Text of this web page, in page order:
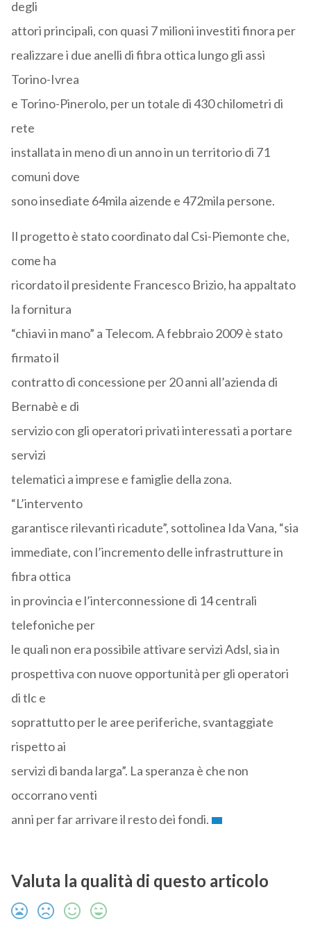
degli
attori principali, con quasi 7 milioni investiti finora per
realizzare i due anelli di fibra ottica lungo gli assi
Torino-Ivrea
e Torino-Pinerolo, per un totale di 430 chilometri di
rete
installata in meno di un anno in un territorio di 71
comuni dove
sono insediate 64mila aizende e 472mila persone.
Il progetto è stato coordinato dal Csi-Piemonte che,
come ha
ricordato il presidente Francesco Brizio, ha appaltato
la fornitura
“chiavi in mano” a Telecom. A febbraio 2009 è stato
firmato il
contratto di concessione per 20 anni all’azienda di
Bernabè e di
servizio con gli operatori privati interessati a portare
servizi
telematici a imprese e famiglie della zona.
“L’intervento
garantisce rilevanti ricadute”, sottolinea Ida Vana, “sia
immediate, con l’incremento delle infrastrutture in
fibra ottica
in provincia e l’interconnessione di 14 centrali
telefoniche per
le quali non era possibile attivare servizi Adsl, sia in
prospettiva con nuove opportunità per gli operatori
di tlc e
soprattutto per le aree periferiche, svantaggiate
rispetto ai
servizi di banda larga”. La speranza è che non
occorrano venti
anni per far arrivare il resto dei fondi.
Valuta la qualità di questo articolo